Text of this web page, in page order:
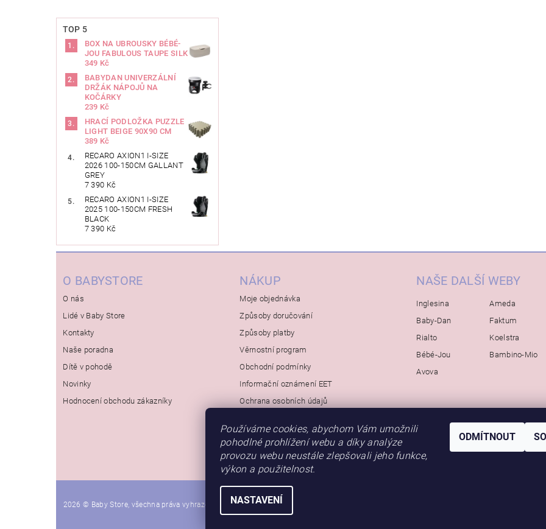
TOP 5
BOX NA UBROUSKY BÉBÉ-
JOU FABULOUS TAUPE SILK
349 Kč
BABYDAN UNIVERZÁLNÍ
DRŽÁK NÁPOJŮ NA
KOČÁRKY
239 Kč
HRACÍ PODLOŽKA PUZZLE
LIGHT BEIGE 90X90 CM
389 Kč
RECARO AXION1 I-SIZE
2026 100-150CM GALLANT
GREY
7 390 Kč
RECARO AXION1 I-SIZE
2025 100-150CM FRESH
BLACK
7 390 Kč
O BABYSTORE
O nás
Lidé v Baby Store
Kontakty
Naše poradna
Dítě v pohodě
Novinky
Hodnocení obchodu zákazníky
NÁKUP
Moje objednávka
Způsoby doručování
Způsoby platby
Věrnostní program
Obchodní podmínky
Informační oznámení EET
Ochrana osobních údajů
NAŠE DALŠÍ WEBY
Inglesina
Baby-Dan
Rialto
Bébé-Jou
Avova
Ameda
Faktum
Koelstra
Bambino-Mio
2026 © Baby Store, všechna práva vyhrazena
Používáme cookies, abychom Vám umožnili
pohodlné prohlížení webu a díky analýze
provozu webu neustále zlepšovali jeho funkce,
výkon a použitelnost.
NASTAVENÍ
ODMÍTNOUT